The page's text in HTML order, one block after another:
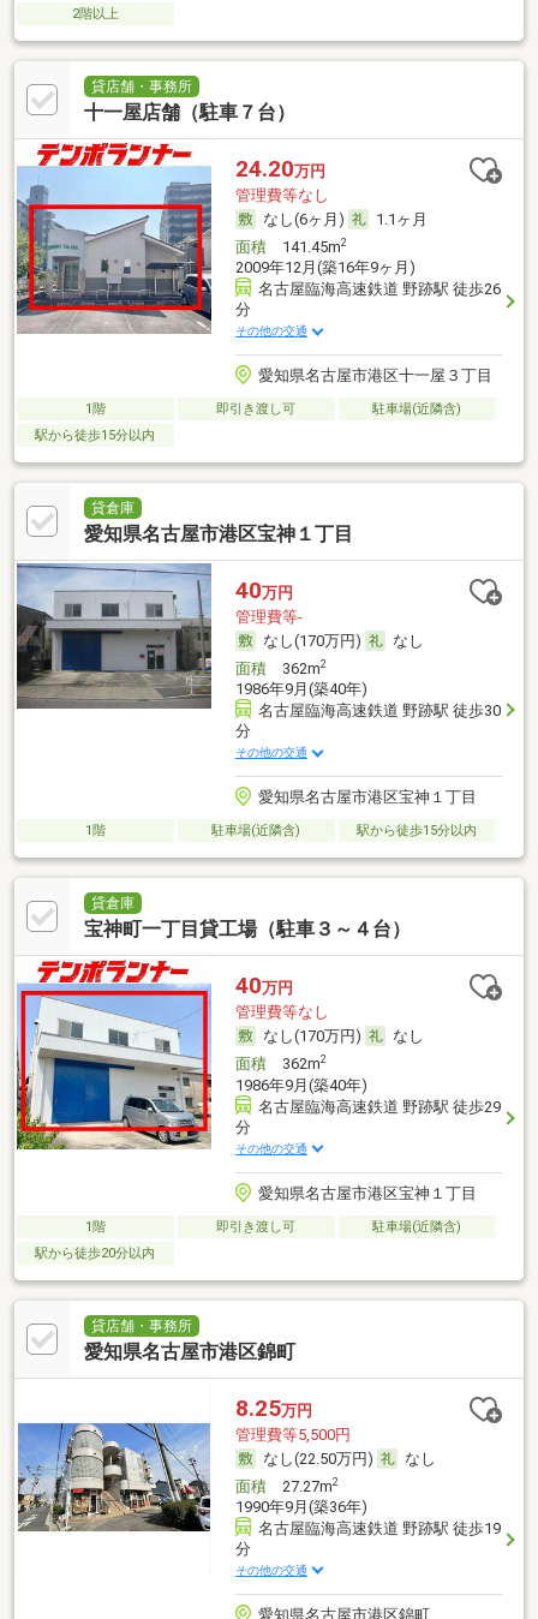
2階以上
貸店舗・事務所
十一屋店舗（駐車７台）
24.20万円
管理費等なし
なし(6ヶ月)
1.1ヶ月
面積141.45m2
2009年12月(築16年9ヶ月)
名古屋臨海高速鉄道 野跡駅 徒歩26
分
その他の交通
愛知県名古屋市港区十一屋３丁目
1階 即引き渡し可
駐車場(近隣含)
駅から徒歩15分以内
貸倉庫
愛知県名古屋市港区宝神１丁目
40万円
管理費等-
なし(170万円)
なし
面積362m2
1986年9月(築40年)
名古屋臨海高速鉄道 野跡駅 徒歩30
分
その他の交通
愛知県名古屋市港区宝神１丁目
1階 駐車場(近隣含) 駅から徒歩15分以内
貸倉庫
宝神町一丁目貸工場（駐車３～４台）
40万円
管理費等なし
なし(170万円)
なし
面積362m2
1986年9月(築40年)
名古屋臨海高速鉄道 野跡駅 徒歩29
分
その他の交通
愛知県名古屋市港区宝神１丁目
1階 即引き渡し可
駐車場(近隣含)
駅から徒歩20分以内
貸店舗・事務所
愛知県名古屋市港区錦町
8.25万円
管理費等5,500円
なし(22.50万円)
なし
面積27.27m2
1990年9月(築36年)
名古屋臨海高速鉄道 野跡駅 徒歩19
分
その他の交通
愛知県名古屋市港区錦町